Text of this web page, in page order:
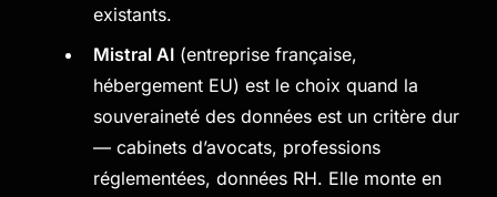
existants.
Mistral AI (entreprise française,
hébergement EU) est le choix quand la
souveraineté des données est un critère dur
— cabinets d’avocats, professions
réglementées, données RH. Elle monte en